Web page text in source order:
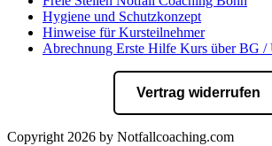
Hygiene und Schutzkonzept
Hinweise für Kursteilnehmer
Abrechnung Erste Hilfe Kurs über BG /
Vertrag widerrufen
Copyright 2026 by Notfallcoaching.com